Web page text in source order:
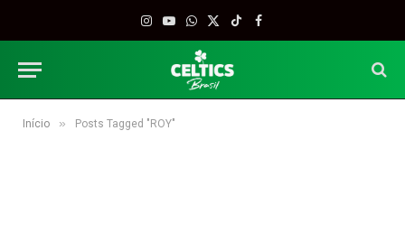
Instagram
YouTube
WhatsApp
X
TikTokFacebook
Início » Posts Tagged "ROY"